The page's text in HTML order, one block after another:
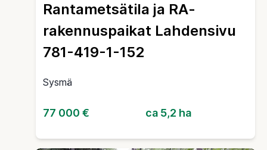
Rantametsätila ja RA-
rakennuspaikat Lahdensivu
781-419-1-152
Sysmä
77 000 € ca 5,2 ha